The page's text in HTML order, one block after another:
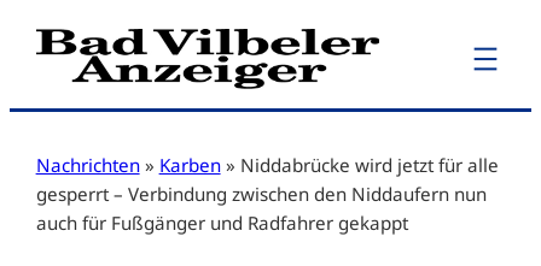
Zum
Inhalt
Nachrichten » Karben » Niddabrücke wird jetzt für alle
gesperrt – Verbindung zwischen den Niddaufern nun
auch für Fußgänger und Radfahrer gekappt